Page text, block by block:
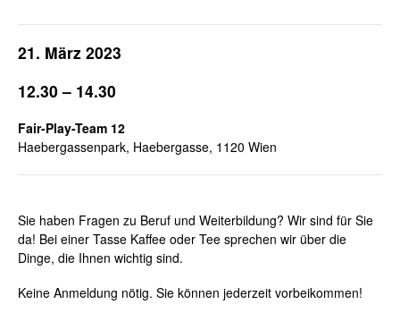
21. März 2023
12.30 – 14.30
Fair-Play-Team 12
Haebergassenpark, Haebergasse, 1120 Wien
Sie haben Fragen zu Beruf und Weiterbildung? Wir sind für Sie
da! Bei einer Tasse Kaffee oder Tee sprechen wir über die
Dinge, die Ihnen wichtig sind.
Keine Anmeldung nötig. Sie können jederzeit vorbeikommen!